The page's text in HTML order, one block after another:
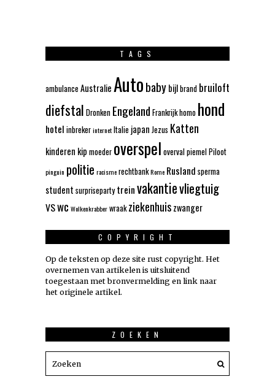
TAGS
ambulance AustralieAutobabybijlbrand bruiloft
diefstal Dronken Engeland Frankrijkhomo hond
hotel inbrekerinternetItalie japan Jezus Katten
kinderen kip moeder overspel overvalpiemelPiloot
pinguin politie racismerechtbankRome Rusland sperma
student surpriseparty treinvakantievliegtuig
VSwc Wolkenkrabberwraak ziekenhuiszwanger
COPYRIGHT
Op de teksten op deze site rust copyright. Het
overnemen van artikelen is uitsluitend
toegestaan met bronvermelding en link naar
het originele artikel.
ZOEKEN